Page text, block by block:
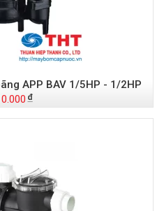
APP BAV 1/5HP - 1/2HP